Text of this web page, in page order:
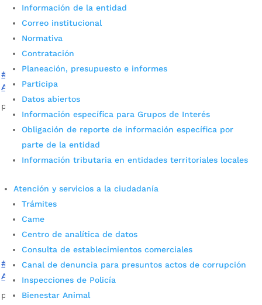
Información de la entidad
Correo institucional
Normativa
Contratación
Planeación, presupuesto e informes
Participa
Datos abiertos
Información específica para Grupos de Interés
Obligación de reporte de información específica por
parte de la entidad
Información tributaria en entidades territoriales locales
Atención y servicios a la ciudadanía
Trámites
Came
Centro de analítica de datos
Consulta de establecimientos comerciales
Canal de denuncia para presuntos actos de corrupción
Inspecciones de Policía
Bienestar Animal
#GobernarEsHacer ¡Ahora! – Informativo N°11 de la
Alcaldía de Bucaramanga
por
#GobernarEsHacer ¡Ahora! – Informativo N°9 de la
Alcaldía de Bucaramanga
por Alcaldía de Bucaramanga